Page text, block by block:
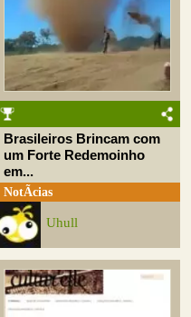
Brasileiros Brincam com
um Forte Redemoinho
em...
NotÃ­cias
Uhull